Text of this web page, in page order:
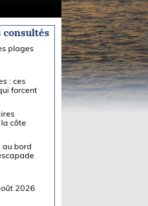
consultés
plages
: ces
forcent
côte
au bord
2026